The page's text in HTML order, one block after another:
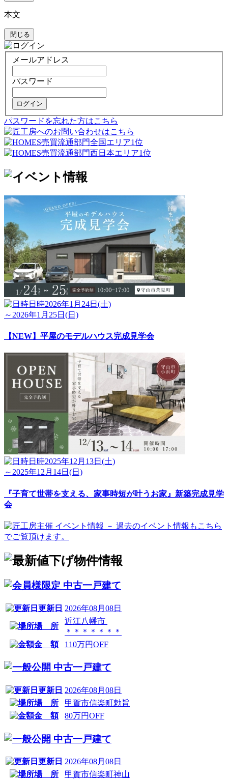
本文
閉じる
メールアドレス
パスワード
ログイン
パスワードを忘れた方はこちら
日時2026年1月24日(土)
～2026年1月25日(日)
【NEW】平屋のモデルハウス完成見学会
日時2025年12月13日(土)
～2025年12月14日(日)
『子育て世帯を支える、家事時短が叶うお家』新築完成見学
会
中古一戸建て
更新日 2026年08月08日
場 所
近江八幡市
＊＊＊＊＊＊＊
金 額
110万円OFF
中古一戸建て
更新日 2026年08月08日
場 所
甲賀市信楽町勅旨
金 額
80万円OFF
中古一戸建て
更新日 2026年08月08日
場 所
甲賀市信楽町神山